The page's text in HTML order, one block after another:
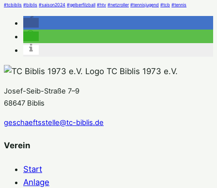
#tcbiblis #biblis #saison2024 #gelberfilzball #htv #netzroller #tennisjugend #tcb #tennis
TC Biblis 1973 e.V.
Josef-Seib-Straße 7–9
68647 Biblis
geschaeftsstelle@tc-biblis.de
Verein
Start
Anlage